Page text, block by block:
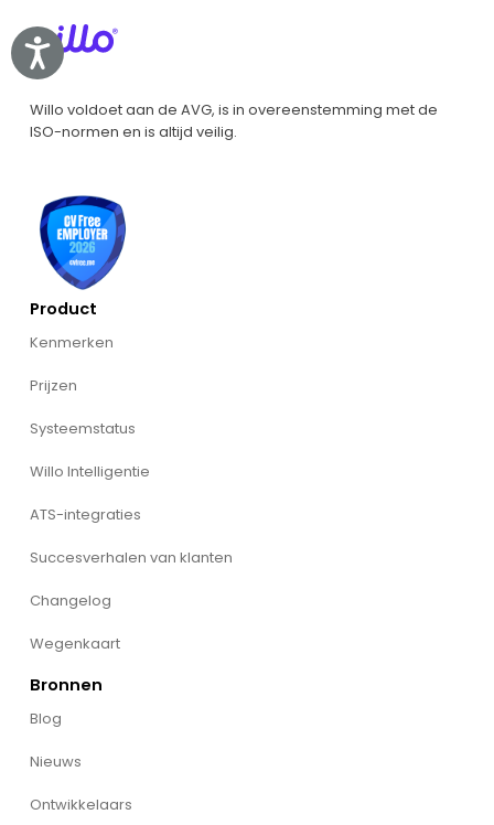
Accessibility
Willo voldoet aan de AVG, is in overeenstemming met de
ISO-normen en is altijd veilig.
Product
Kenmerken
Prijzen
Systeemstatus
Willo Intelligentie
ATS-integraties
Succesverhalen van klanten
Changelog
Wegenkaart
Bronnen
Blog
Nieuws
Ontwikkelaars